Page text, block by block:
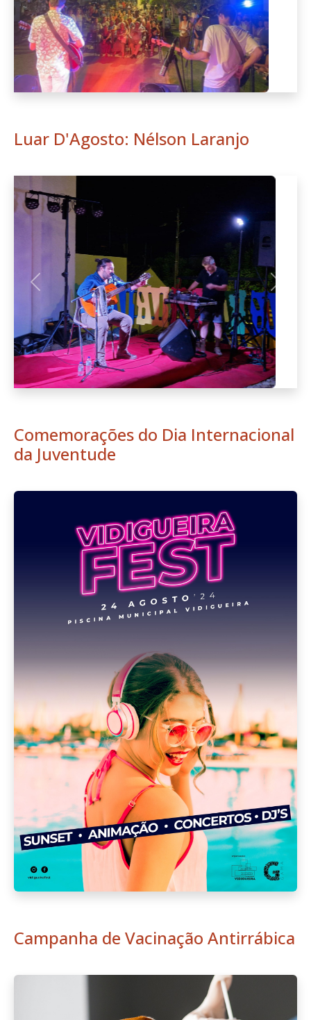
Luar D'Agosto: Nélson Laranjo
Anterior
Comemorações do Dia Internacional
da Juventude
Campanha de Vacinação Antirrábica